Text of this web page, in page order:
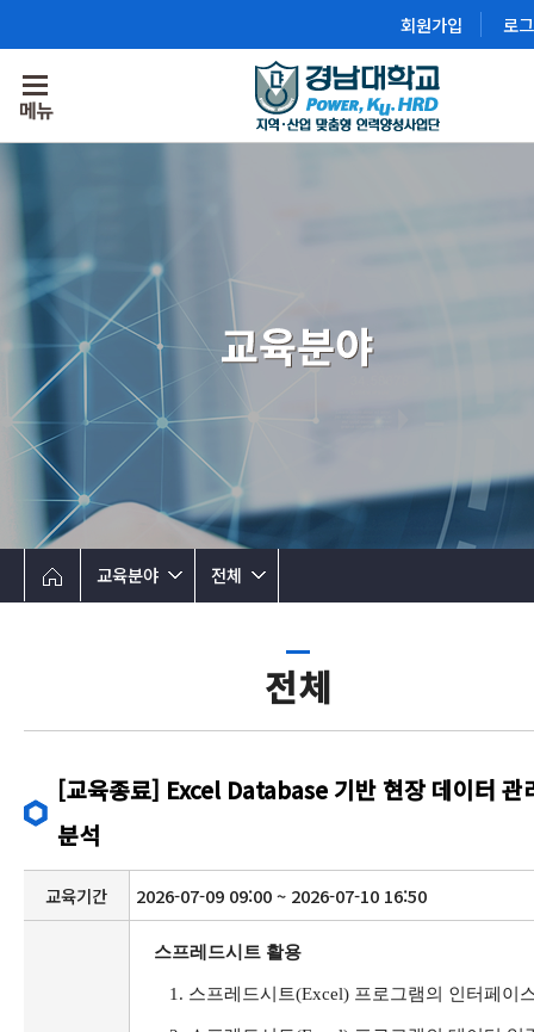
회원가입 로
교육분야 전체
전체
[교육종료] Excel Database 기반 현장 데이터 관
분석
교육기간 2026-07-09 09:00 ~ 2026-07-10 16:50
스프레드시트 활용
1. 스프레드시트(Excel) 프로그램의 인터페이